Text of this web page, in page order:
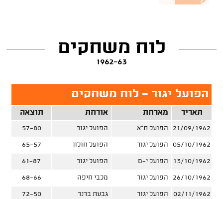
לוח משחקים
1962-63
הפועל יגור - לוח משחקים
תאריך מארחת אורחת תוצאה
21/09/1962 הפועל ת"א הפועל יגור 57-80
05/10/1962 הפועל יגור הפועל חולון 65-57
13/10/1962 הפועל י-ם הפועל יגור 61-87
26/10/1962 הפועל יגור מכבי חיפה 68-66
02/11/1962 הפועל יגור גבעת ברנר 72-50